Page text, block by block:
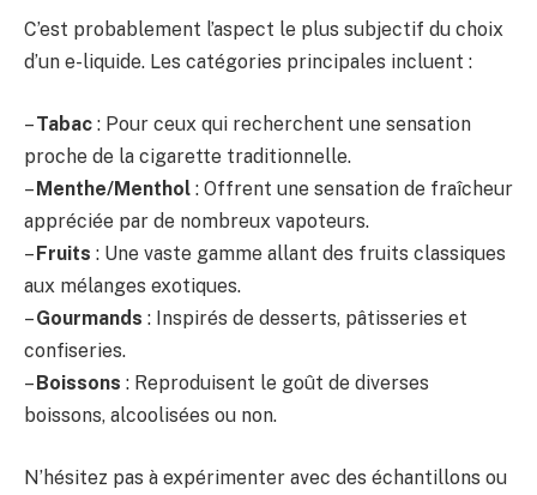
C’est probablement l’aspect le plus subjectif du choix
d’un e-liquide. Les catégories principales incluent :
–Tabac : Pour ceux qui recherchent une sensation
proche de la cigarette traditionnelle.
–Menthe/Menthol : Offrent une sensation de fraîcheur
appréciée par de nombreux vapoteurs.
–Fruits : Une vaste gamme allant des fruits classiques
aux mélanges exotiques.
–Gourmands : Inspirés de desserts, pâtisseries et
confiseries.
–Boissons : Reproduisent le goût de diverses
boissons, alcoolisées ou non.
N’hésitez pas à expérimenter avec des échantillons ou